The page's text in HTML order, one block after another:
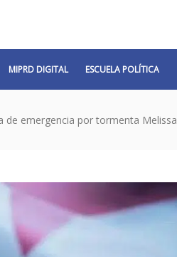
MIPRD DIGITAL ESCUELA POLÍTICA
de emergencia por tormenta Melissa